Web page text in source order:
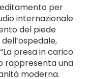
per
internazionale
del piede
presa in carico
rappresenta una
moderna.